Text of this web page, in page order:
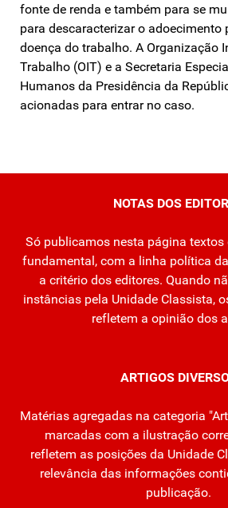
fonte de renda e também para se
para descaracterizar o adoecimento
doença do trabalho. A Organização
Trabalho (OIT) e a Secretaria
Humanos da Presidência da
acionadas para entrar no caso.
NOTAS DOS
Só publicamos nesta página textos
fundamental, com a linha política
a critério dos editores. Quando
instâncias pela Unidade Classista,
refletem a opinião dos
ARTIGOS
Matérias agregadas na categoria
marcadas com a ilustração
refletem as posições da Unidade
relevância das informações
publicação.